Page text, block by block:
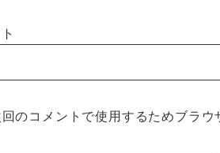
回のコメントで使用するためブラ